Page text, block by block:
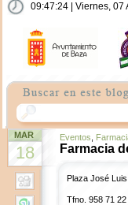
09:47:24 | Viernes, 07
MAR
18
Eventos
Farmacia
Plaza José
Tfno. 958 71 22